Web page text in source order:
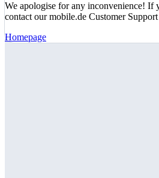
We apologise for any inconvenience! If
contact our mobile.de Customer
Homepage